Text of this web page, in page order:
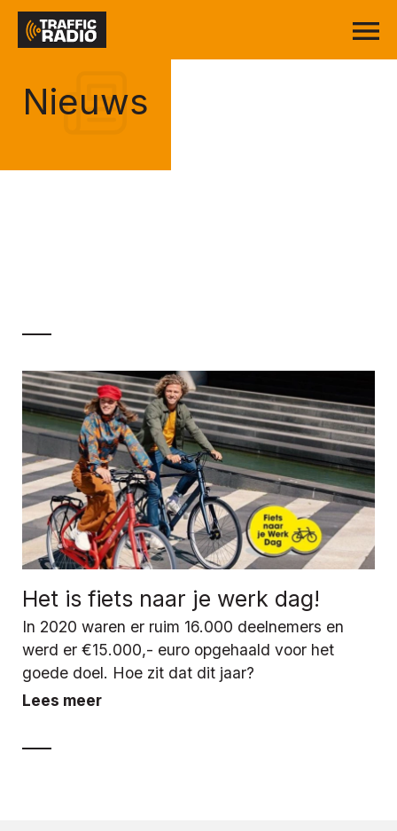
Nieuws
Het is fiets naar je werk dag!
In 2020 waren er ruim 16.000 deelnemers en
werd er €15.000,- euro opgehaald voor het
goede doel. Hoe zit dat dit jaar?
Lees meer